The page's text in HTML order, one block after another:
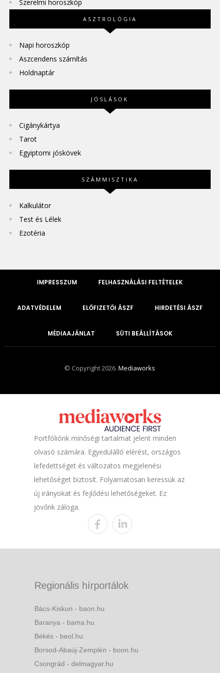
Szerelmi horoszkóp
ASZTROLÓGIA
Napi horoszkóp
Aszcendens számítás
Holdnaptár
JÓSLÁSOK
Cigánykártya
Tarot
Egyiptomi jóskövek
SZÁMMISZTIKA
Kalkulátor
Test és Lélek
Ezotéria
IMPRESSZUM FELHASZNÁLÁSI FELTÉTELEK
ADATVÉDELEM ELŐFIZETŐI ÁSZF HIRDETÉSI ÁSZF
MÉDIAAJÁNLAT SÜTI BEÁLLÍTÁSOK
© Copyright 2026.Mediaworks
Portfóliónk minőségi tartalmat jelent minden
olvasó számára. Egyedülálló elérést, országos
lefedettséget és változatos megjelenési
lehetőséget biztosít. Folyamatosan keressük az
új irányokat és fejlődési lehetőségeket. Ez
jövőnk záloga.
Regionális hírportálok
Bács-Kiskun - baon.hu
Baranya - bama.hu
Békés - beol.hu
Borsod-Abaúj-Zemplén - boon.hu
Csongrád - delmagyar.hu